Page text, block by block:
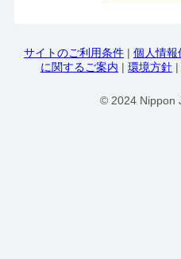
サイトのご利用条件 | 個人情報
に関するご案内 | 環境方針 |
© 2024 Nippon